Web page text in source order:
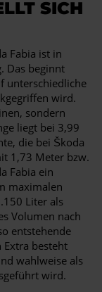
SICH
Fabia ist in
Das beginnt
unterschiedliche
wird.
sondern
liegt bei 3,99
die bei Škoda
1,73 Meter bzw.
Fabia ein
maximalen
Liter als
Volumen nach
entstehende
besteht
wahlweise als
wird.